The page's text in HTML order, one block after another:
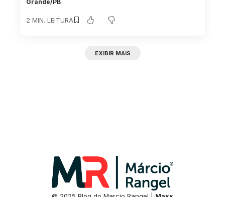
Grande/PB
2 MIN. LEITURA
EXIBIR MAIS